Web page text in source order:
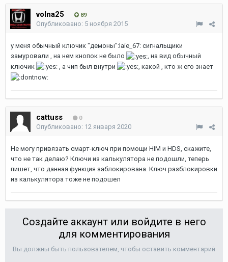
volna25 89
Опубликовано: 5 ноября 2015
у меня обычный ключик "демоны":laie_67: сигнальщики
замуровали , на нем кнопок не было
, на вид обычный
ключик
, а чип был внутри , какой , кто ж его знает
cattuss 0
Опубликовано: 12 января 2020
Не могу привязать смарт-ключ при помощи HIM и HDS, скажите,
что не так делаю? Ключи из калькулятора не подошли, теперь
пишет, что данная функция заблокирована. Ключ разблокировки
из калькулятора тоже не подошел
Создайте аккаунт или войдите в него
для комментирования
Вы должны быть пользователем, чтобы оставить комментарий